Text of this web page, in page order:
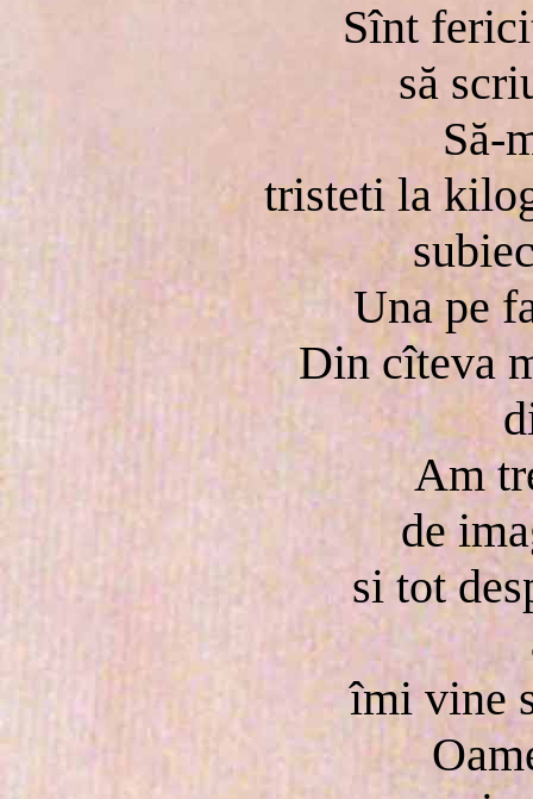
Sînt
să
Să-
tristeti la
Una pe
Din cîteva
Am
de
si tot
îmi vine